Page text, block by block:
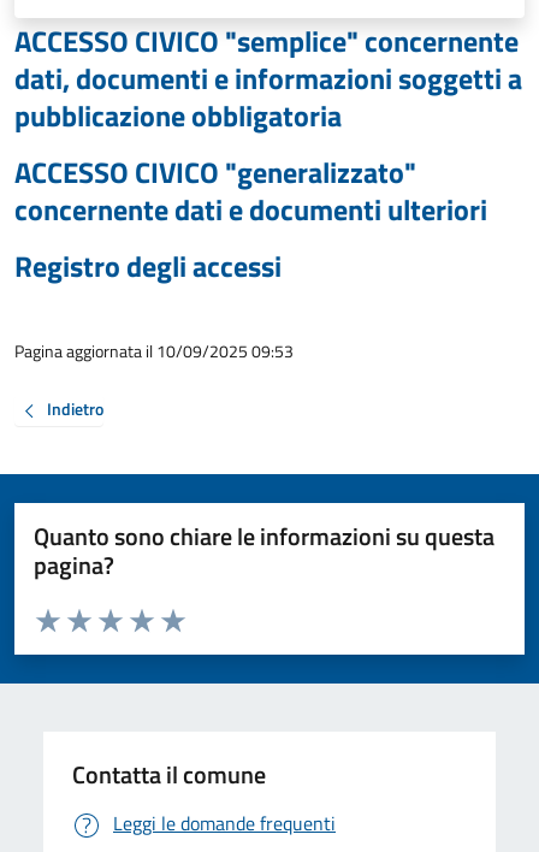
ACCESSO CIVICO "semplice" concernente
dati, documenti e informazioni soggetti a
pubblicazione obbligatoria
ACCESSO CIVICO "generalizzato"
concernente dati e documenti ulteriori
Registro degli accessi
Pagina aggiornata il 10/09/2025 09:53
Indietro
Quanto sono chiare le informazioni su questa
pagina?
Valuta da 1 a 5 stelle la pagina
Valuta 5 stelle su 5
Valuta 4 stelle su 5
Valuta 3 stelle su 5
Valuta 2 stelle su 5
Valuta 1 stelle su 5
Contatta il comune
Leggi le domande frequenti